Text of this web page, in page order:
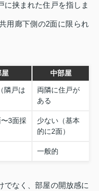
に挟まれた住戸を指しま
用廊下側の2面に限られ
屋 中部屋
隣戸は
両隣に住戸が
ある
3面採
少ない（基本
的に2面）
一般的
でなく、部屋の開放感に